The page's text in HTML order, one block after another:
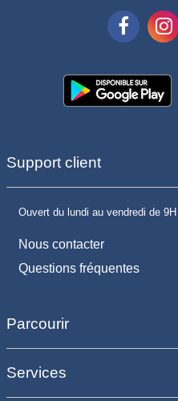
Support client
Ouvert du lundi au vendredi de
Nous contacter
Questions fréquentes
Parcourir
Services